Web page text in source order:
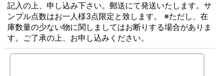
記入の上、申し込み下さい。郵送にて発送いたします。サ
ンプル点数はお一人様3点限定と致します。 ※ただし、在
庫数量の少ない物に関しましてはお断りする場合がありま
す。ご了承の上、お申し込みください。